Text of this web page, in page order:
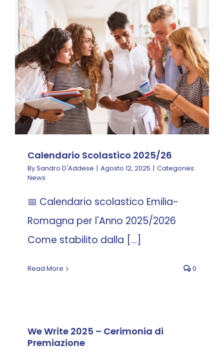
Calendario Scolastico
2025/26
News
Calendario Scolastico 2025/26
BySandro D'Addese | Agosto 12, 2025 | Categories:
News
📅 Calendario scolastico Emilia-
Romagna per l'Anno 2025/2026
Come stabilito dalla [...]
Read More 0
We Write 2025 – Cerimonia di
Premiazione